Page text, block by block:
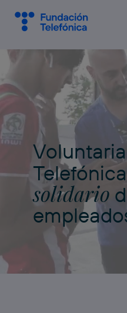
solidario